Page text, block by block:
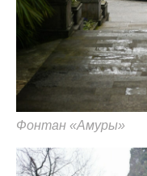
Фонтан «Амуры»